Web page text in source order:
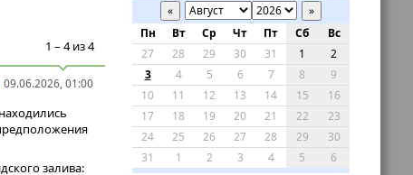
1 – 4 из 4
09.06.2026, 01:00
залива:
«
»
Пн
Вт Ср Чт Пт Сб
Вс
27
28 29 30 31 1
2
3
4 5 6 7 8
9
10
11 12 13 14 15
16
17
18 19 20 21 22
23
24
25 26 27 28 29
30
31
1 2 3 4 5 6